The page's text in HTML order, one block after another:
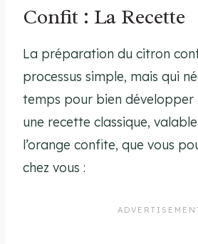
Confit : La Recette
La préparation du citron
processus simple, mais qui
temps pour bien développer
une recette classique,
l’orange confite, que vous
chez vous :